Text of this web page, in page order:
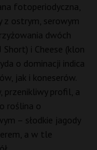
fotoperiodyczna,
z ostrym, serowym
dwóch
i Cheese (klon
o dominacji indica
jak i koneserów.
przenikliwy profil, a
roślina o
– słodkie jagody
a w tle